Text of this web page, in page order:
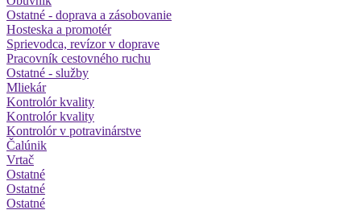
Ostatné - doprava a zásobovanie
Hosteska a promotér
Sprievodca, revízor v doprave
Pracovník cestovného ruchu
Ostatné - služby
Mliekár
Kontrolór kvality
Kontrolór kvality
Kontrolór v potravinárstve
Čalúnik
Vrtač
Ostatné
Ostatné
Ostatné